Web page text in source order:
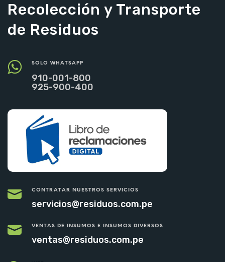
Recolección y Transporte
de Residuos
SOLO WHATSAPP
910-001-800
925-900-400
CONTRATAR NUESTROS SERVICIOS
servicios@residuos.com.pe
VENTAS DE INSUMOS E INSUMOS DIVERSOS
ventas@residuos.com.pe